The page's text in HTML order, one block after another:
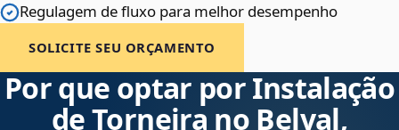
Regulagem de fluxo para melhor desempenho
SOLICITE SEU ORÇAMENTO
Por que optar por Instalação
de Torneira no Belval,